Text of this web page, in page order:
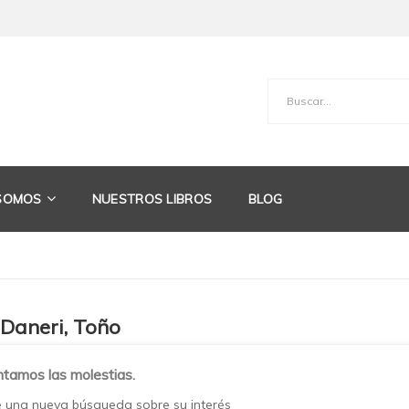
NUESTROS LIBROS BLOG
Toño
las molestias.
una nueva búsqueda sobre su interés